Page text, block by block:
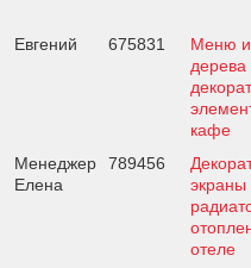
Евгений 675831
Меню
дерева
кафе
Менеджер
Елена
789456
экраны
отеле